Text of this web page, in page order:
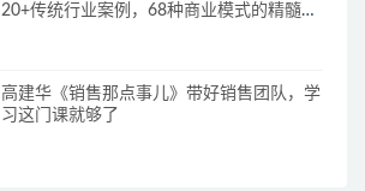
20+传统行业案例，68种商业模式的精髓与
高建华《销售那点事儿》带好销售团队，学
习这门课就够了